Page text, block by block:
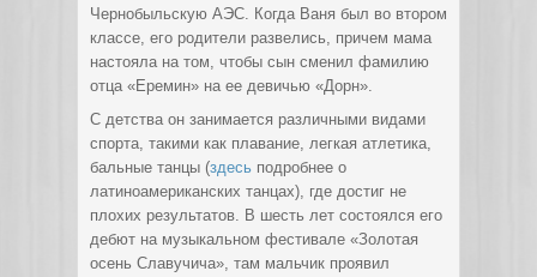
Чернобыльскую АЭС. Когда Ваня был во втором
классе, его родители развелись, причем мама
настояла на том, чтобы сын сменил фамилию
отца «Еремин» на ее девичью «Дорн».
С детства он занимается различными видами
спорта, такими как плавание, легкая атлетика,
бальные танцы (здесь подробнее о
латиноамериканских танцах), где достиг не
плохих результатов. В шесть лет состоялся его
дебют на музыкальном фестивале «Золотая
осень Славучича», там мальчик проявил